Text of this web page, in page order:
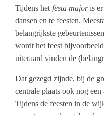
Tijdens het festa majoris
dansen en te feesten.
belangrijkste
wordt het feest
uiteraard vinden de
Dat gezegd zijnde, bij de
centrale plaats ook nog
Tijdens de feesten in de